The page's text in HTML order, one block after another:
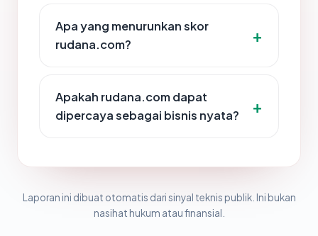
Apa yang menurunkan skor
rudana.com?
Apakah rudana.com dapat
dipercaya sebagai bisnis nyata?
Laporan ini dibuat otomatis dari sinyal teknis publik. Ini bukan
nasihat hukum atau finansial.